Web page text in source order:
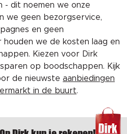
- dit noemen we onze
we geen bezorgservice,
en geen
houden we de kosten laag en
Kiezen voor Dirk
op boodschappen. Kijk
de nieuwste aanbiedingen
in de buurt.